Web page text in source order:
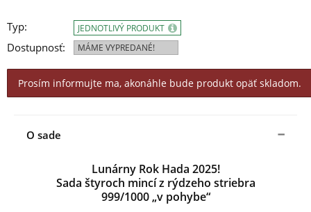
Typ:
Dostupnosť:
JEDNOTLIVÝ PRODUKT
MÁME VYPREDANÉ!
Prosím informujte ma, akonáhle bude produkt opäť skladom.
O sade
Lunárny Rok Hada 2025!
Sada štyroch mincí z rýdzeho striebra
999/1000 „v pohybe“